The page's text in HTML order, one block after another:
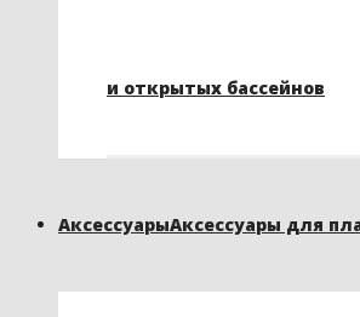
и открытых бассейнов
АксессуарыАксессуары для